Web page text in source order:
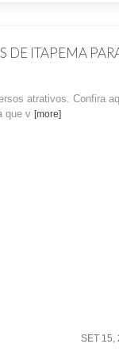
DE ITAPEMA
atrativos. Confira
que v [more]
SET 15,